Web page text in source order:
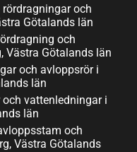
och
Götalands län
och
Västra Götalands län
och avloppsrör i
län
vattenledningar i
län
och
Västra Götalands